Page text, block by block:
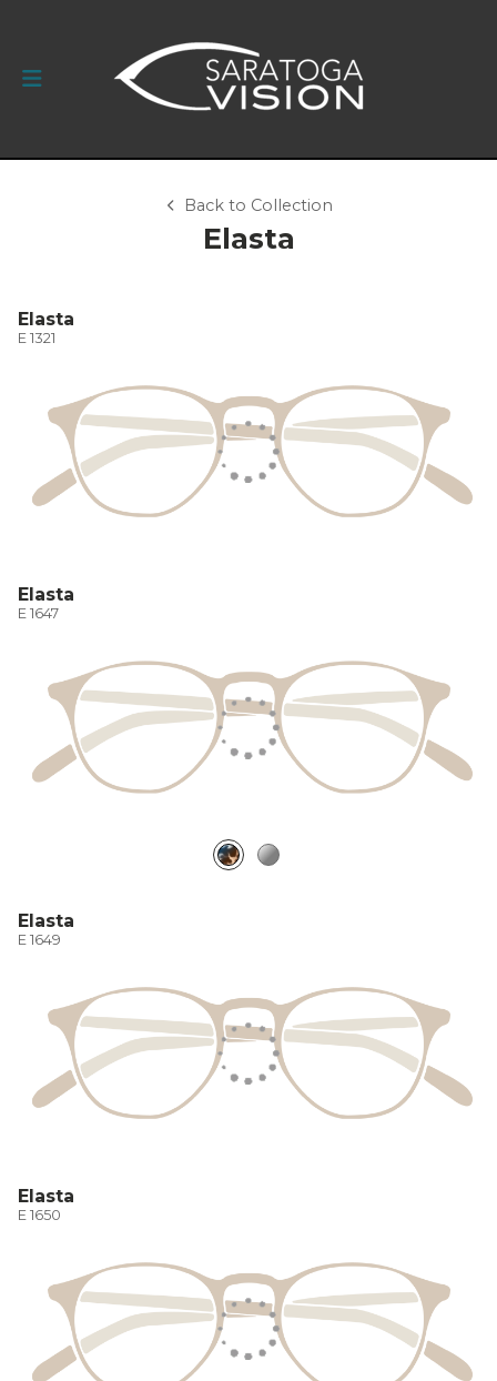
Back to Collection
Elasta
Elasta
E 1321
Elasta
E 1647
Elasta
E 1649
Elasta
E 1650